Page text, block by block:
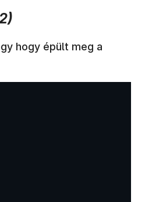
hogy épült meg a